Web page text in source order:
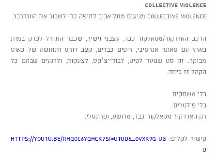
COLLECTIVE VIOLENCE
Collective Violence מגיעים מתל אביב לחיפה כדי לשבור את הוונדרבר.
הרכב הארדקור/מטאלקור כבד, עצבני וישיר, שכבר התחיל לפרק במות
בארץ עם סאונד אגרסיבי, ריפים כבדים, קצב דורס ותחושה של כאוס
מבוקר. זה סט שנועד לפיט, לבודי־צ׳קס, לצעקות, ולרגעים שבהם כל
הקהל זז ביחד.
בלי משחקים.
בלי פילטרים.
רק הארדקור מטאלקור כבד, מרושע, ופרונטלי.
קישור לקליפ: https://youtu.be/rHqoc6yqhck?si=UTuD6_0VXk9q-UG
U